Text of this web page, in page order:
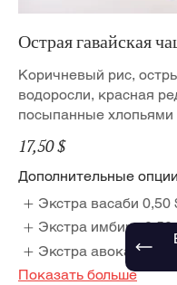
Острая гавайская
Коричневый рис,
водоросли, красная
посыпанные
17,50 $
Дополнительные опции
Экстра васаби 0,50
Экстра имбирь 0,50
Экстра авокадо
Показать больше